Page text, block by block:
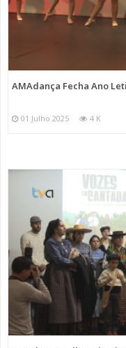
AMAdança Fecha Ano
01 Julho 2025 4 K